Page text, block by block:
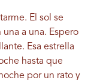
El sol se
a una. Espero
Esa estrella
hasta que
por un rato y